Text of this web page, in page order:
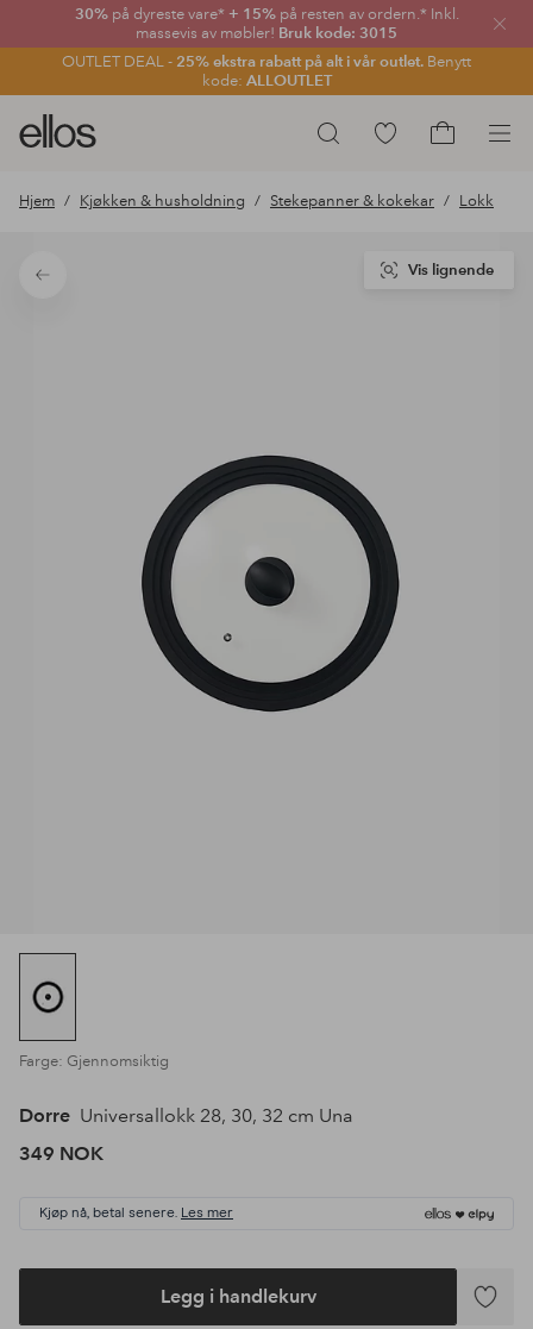
30% på dyreste vare* + 15%på resten av ordern.* Inkl.
massevis av møbler! Bruk kode: 3015
OUTLET DEAL - 25% ekstra rabatt på alt i vår outlet. Benytt
kode: ALLOUTLET
Lukk
Søk
Ellos
logo
gå
forsiden
Gå
favorittmerkede
Hjem Kjøkken & husholdning Stekepanner & kokekar Lokk
Tilbake
Vis lignende
Farge: Gjennomsiktig
Dorre Universallokk 28, 30, 32 cm Una
349 NOK
Kjøp nå, betal senere. Les mer
Legg i handlekurv
Legg